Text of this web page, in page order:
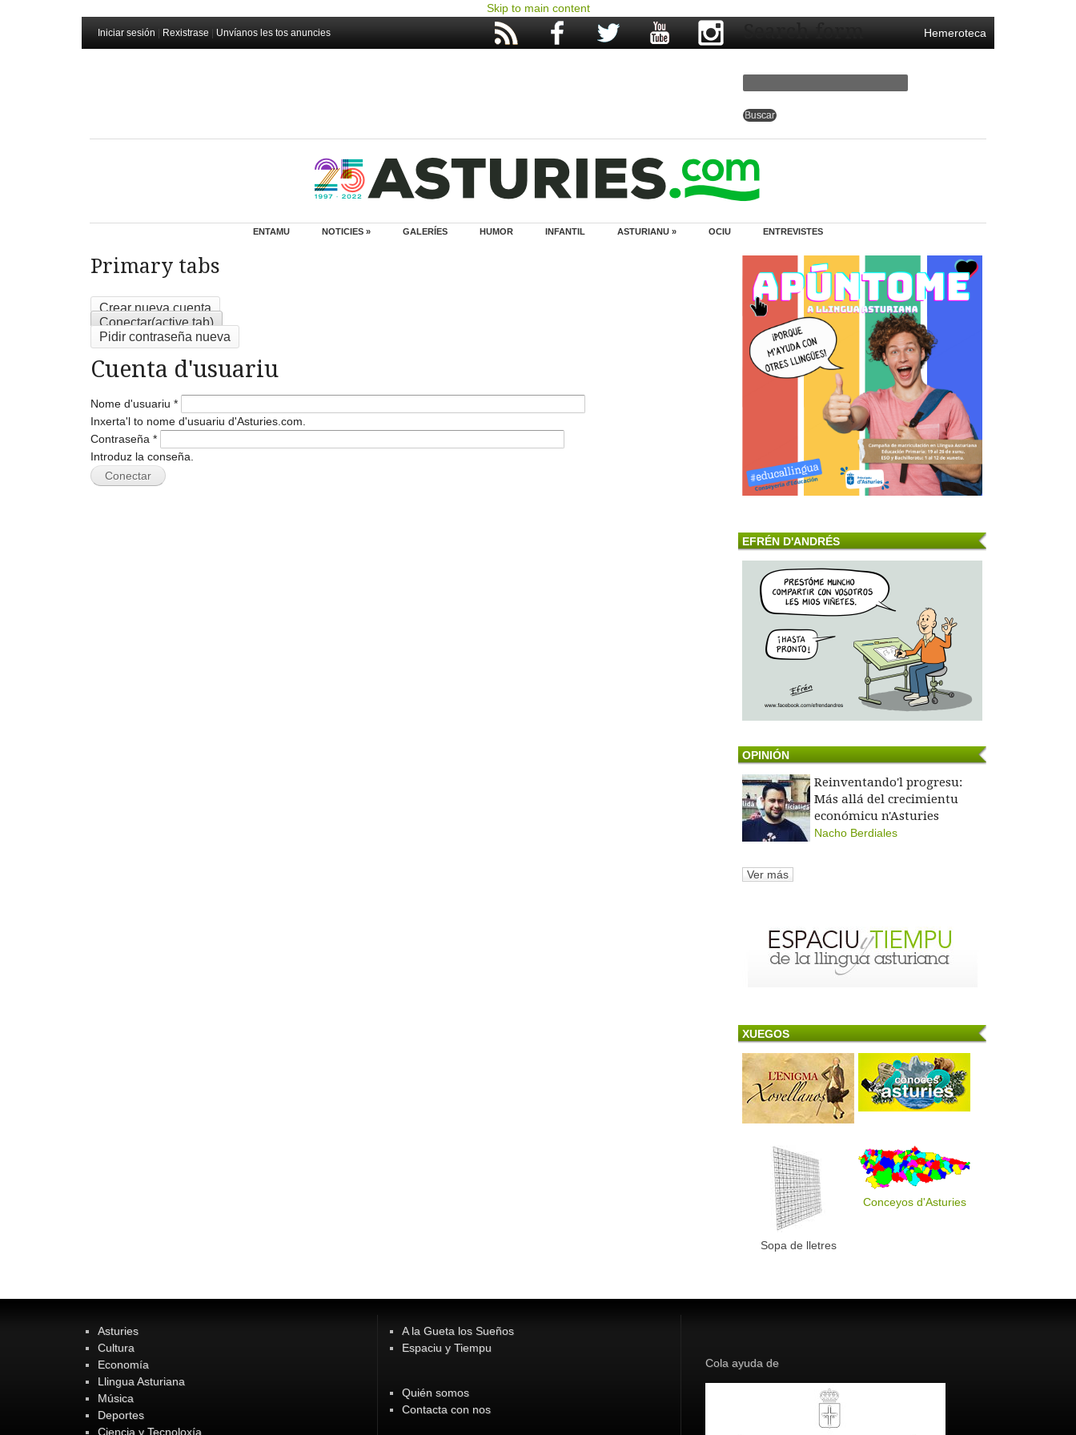
Skip to main content
Iniciar sesión Rexistrase Unvíanos les tos anuncies Hemeroteca
Search form
ENTAMU NOTICIES » GALERÍES HUMOR INFANTIL ASTURIANU » OCIU ENTREVISTES
Primary tabs
Crear nueva cuenta
Conectar(active tab)
Pidir contraseña nueva
Cuenta d'usuariu
Nome d'usuariu *
Inxerta'l to nome d'usuariu d'Asturies.com.
Contraseña *
Introduz la conseña.
EFRÉN D'ANDRÉS
OPINIÓN
Reinventando'l progresu:
Más allá del crecimientu
económicu n'Asturies
Nacho Berdiales
Ver más
XUEGOS
Sopa de lletres
Conceyos d'Asturies
Asturies
Cultura
Economía
Llingua Asturiana
Música
Deportes
Ciencia y Tecnoloxía
A la Gueta los Sueños
Espaciu y Tiempu
Quién somos
Contacta con nos
Cola ayuda de